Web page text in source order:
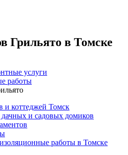
Грильято в Томске
услуги
работы
и коттеджей Томск
дачных и садовых домиков
работы в Томске